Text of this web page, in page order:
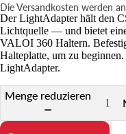
Die Versandkosten werden
Der LightAdapter hält den
Lichtquelle — und bietet
VALOI 360 Haltern.
Halteplatte, um zu
LightAdapter.
Menge reduzieren